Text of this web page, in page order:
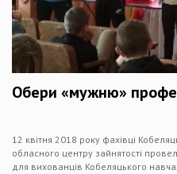
Обери «мужню»
12 квітня 2018 року фахівці
обласного центру зайнятості
для вихованців Кобеляцького